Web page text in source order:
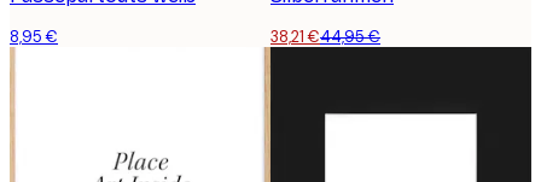
8,95 € 38,21 €44,95 €